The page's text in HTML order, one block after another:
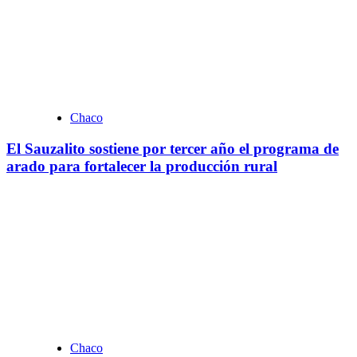
Chaco
El Sauzalito sostiene por tercer año el programa de
arado para fortalecer la producción rural
Chaco